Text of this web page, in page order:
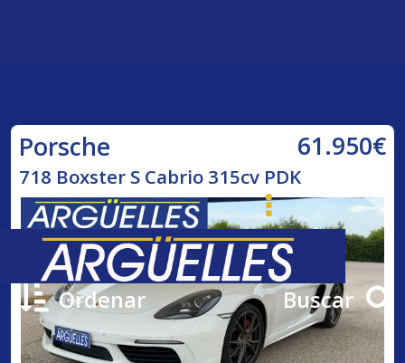
Ordenar Buscar
Porsche 61.950€
718 Boxster S Cabrio 315cv PDK